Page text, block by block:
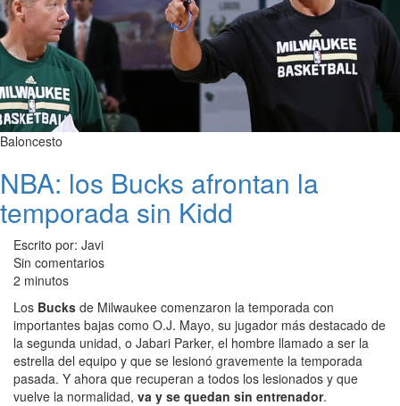
Baloncesto
NBA: los Bucks afrontan la
temporada sin Kidd
Escrito por: Javi
Sin comentarios
2 minutos
Los Bucks de Milwaukee comenzaron la temporada con
importantes bajas como O.J. Mayo, su jugador más destacado de
la segunda unidad, o Jabari Parker, el hombre llamado a ser la
estrella del equipo y que se lesionó gravemente la temporada
pasada. Y ahora que recuperan a todos los lesionados y que
vuelve la normalidad, va y se quedan sin entrenador.